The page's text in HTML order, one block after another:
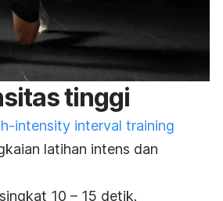
tinggi
intensity interval training
latihan intens dan
10 – 15 detik.